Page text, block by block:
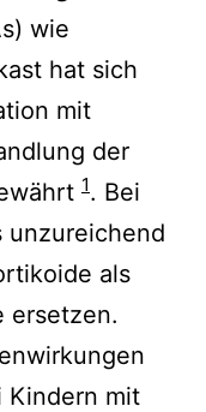
wie
hat sich
mit
der
1. Bei
unzureichend
als
ersetzen.
Kindern mit